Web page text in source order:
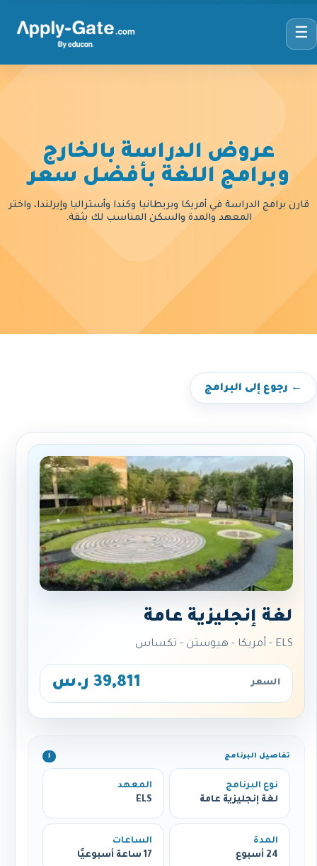
☰
عروض الدراسة بالخارج
وبرامج اللغة بأفضل سعر
قارن برامج الدراسة في أمريكا وبريطانيا وكندا وأستراليا وإيرلندا، واختر
المعهد والمدة والسكن المناسب لك بثقة.
← رجوع إلى البرامج
لغة إنجليزية عامة
ELS - أمريكا - هيوستن - تكساس
السعر 39,811 ر.س
تفاصيل البرنامج ℹ️
نوع البرنامج
لغة إنجليزية عامة
المعهد
ELS
المدة
24 أسبوع
الساعات
17 ساعة أسبوعيًا